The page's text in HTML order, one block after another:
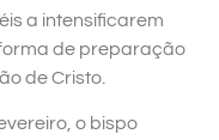
a intensificarem
de preparação
de Cristo.
o bispo